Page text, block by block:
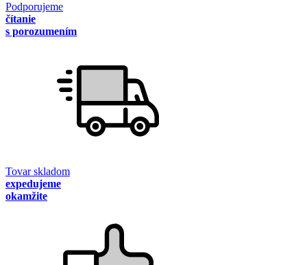
Podporujeme
čítanie
s porozumením
Tovar skladom
expedujeme
okamžite